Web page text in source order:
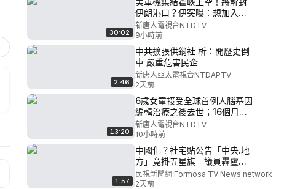
視自爆「翻牆」，華為翻車官
媒內訌｜#新唐人
30:02
伊朗港口？伊突曝：想加入
《麥加協議》！美情報曝：俄
放炸藥無人機！測試北約底
線？中共「反腐先鋒」秒落
馬！挪威碉堡驚藏中共間諜？
｜#新唐人
新唐人電視台NTDTV
9小時前
2:46
中共擴張供銷社 析：開歷史倒
車 嚴重危害民企
新唐人亞太電視台NTDAPTV
2天前
13:20
6歲女童接受全球首例人腦基因
編輯治療之後去世；16個月沉
默，真相曝光，引發全球追問
｜#美中大視野 08/07/2026 #
新唐人
新唐人電視台NTDTV
10小時前
1:57
中國化？社宅貼公告「中央.地
方」竟掛五星旗 議員轟盧秀
燕：變中共市長嗎？－民視新
聞
民視新聞網 Formosa TV News network
2天前